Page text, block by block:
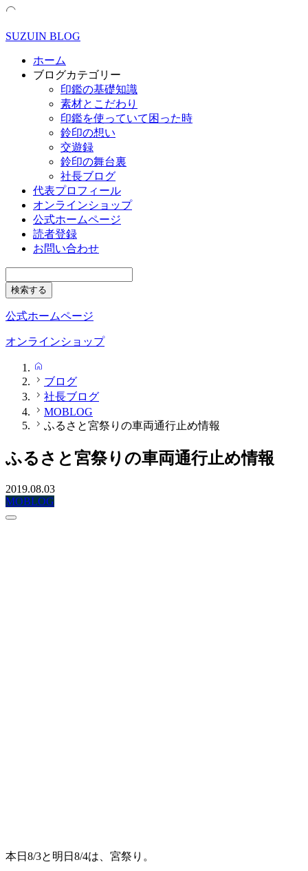
SUZUIN BLOG
ホーム
ブログカテゴリー
印鑑の基礎知識
素材とこだわり
印鑑を使っていて困った時
鈴印の想い
交遊録
鈴印の舞台裏
社長ブログ
代表プロフィール
オンラインショップ
公式ホームページ
読者登録
お問い合わせ
公式ホームページ
オンラインショップ
ブログ
社長ブログ
MOBLOG
ふるさと宮祭りの車両通行止め情報
ふるさと宮祭りの車両通行止め情報
2019.08.03
MOBLOG
本日8/3と明日8/4は、宮祭り。